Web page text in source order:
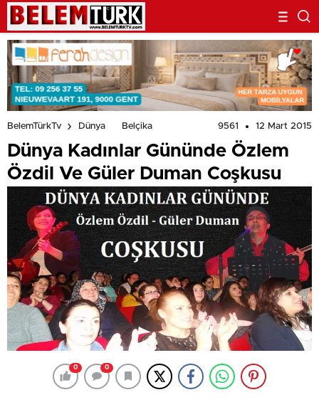
BelemTürkTv Dünya Belçika 9561 12 Mart 2015
Dünya Kadınlar Gününde Özlem
Özdil Ve Güler Duman Coşkusu
0 0